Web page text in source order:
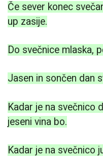
Če sever konec
up zasije.
Do svečnice mlaska,
Jasen in sončen dan
Kadar je na svečnico
jeseni vina bo.
Kadar je na svečnico